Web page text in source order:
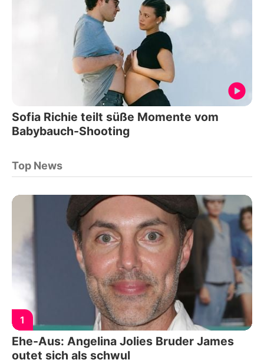
Sofia Richie teilt süße Momente vom
Babybauch-Shooting
Top News
1
Ehe-Aus: Angelina Jolies Bruder James
outet sich als schwul